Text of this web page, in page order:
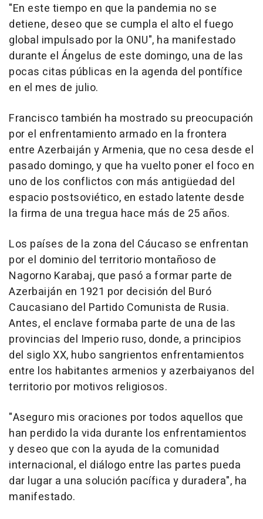
"En este tiempo en que la pandemia no se
detiene, deseo que se cumpla el alto el fuego
global impulsado por la ONU", ha manifestado
durante el Ángelus de este domingo, una de las
pocas citas públicas en la agenda del pontífice
en el mes de julio.
Francisco también ha mostrado su preocupación
por el enfrentamiento armado en la frontera
entre Azerbaiján y Armenia, que no cesa desde el
pasado domingo, y que ha vuelto poner el foco en
uno de los conflictos con más antigüedad del
espacio postsoviético, en estado latente desde
la firma de una tregua hace más de 25 años.
Los países de la zona del Cáucaso se enfrentan
por el dominio del territorio montañoso de
Nagorno Karabaj, que pasó a formar parte de
Azerbaiján en 1921 por decisión del Buró
Caucasiano del Partido Comunista de Rusia.
Antes, el enclave formaba parte de una de las
provincias del Imperio ruso, donde, a principios
del siglo XX, hubo sangrientos enfrentamientos
entre los habitantes armenios y azerbaiyanos del
territorio por motivos religiosos.
"Aseguro mis oraciones por todos aquellos que
han perdido la vida durante los enfrentamientos
y deseo que con la ayuda de la comunidad
internacional, el diálogo entre las partes pueda
dar lugar a una solución pacífica y duradera", ha
manifestado.